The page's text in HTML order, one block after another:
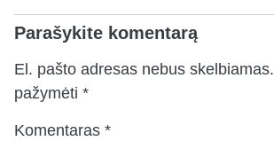
Parašykite komentarą
El. pašto adresas nebus skelbiamas.
pažymėti *
Komentaras *